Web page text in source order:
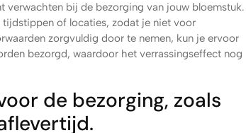
verwachten bij de bezorging van jouw bloemstuk.
of locaties, zodat je niet voor
zorgvuldig door te nemen, kun je ervoor
bezorgd, waardoor het verrassingseffect nog
de bezorging, zoals